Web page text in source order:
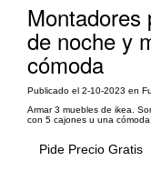
Montadores
de noche y
cómoda
Publicado el 2-10-2023 en
Armar 3 muebles de ikea.
con 5 cajones u una cómoda
Pide Precio Gratis